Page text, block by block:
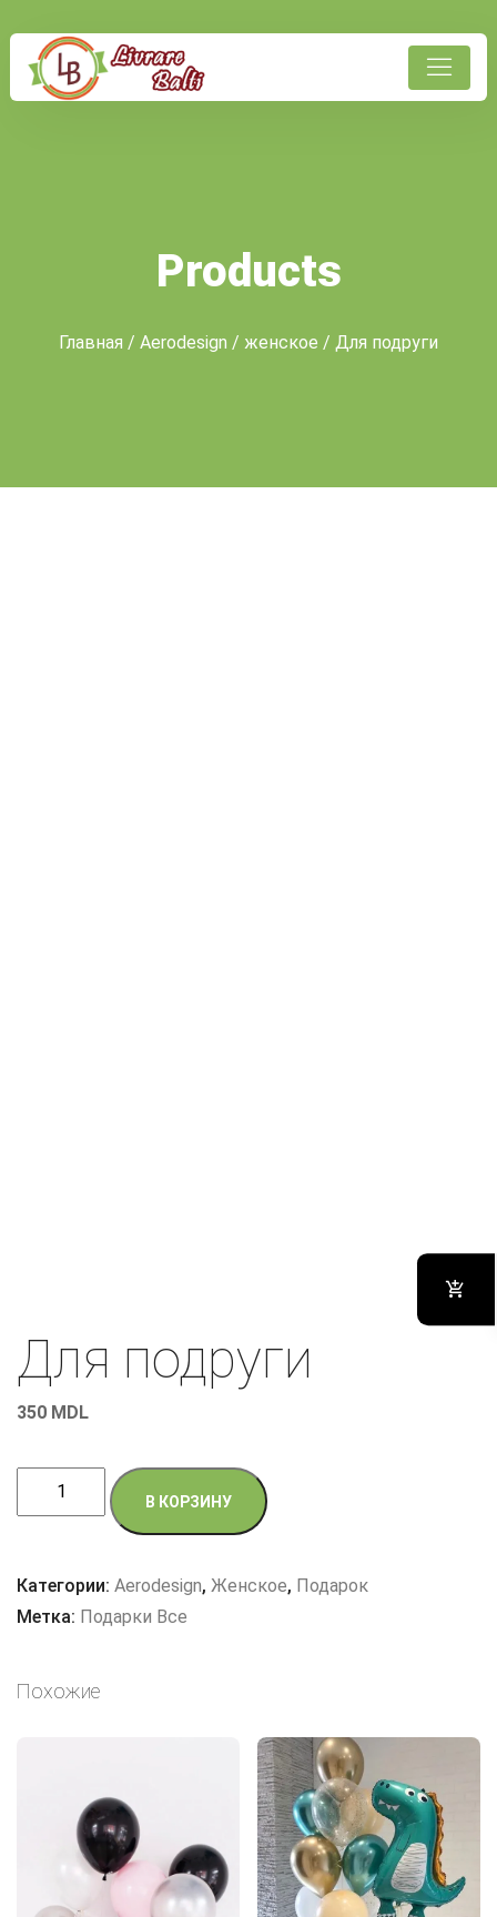
Products
Главная / Aerodesign / женское / Для подруги
Для подруги
350 MDL
Количество
товара
подруги
В КОРЗИНУ
Категории: Aerodesign, Женское, Подарок
Метка: Подарки Все
Похожие